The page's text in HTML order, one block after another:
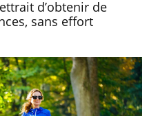
d’obtenir de
sans effort